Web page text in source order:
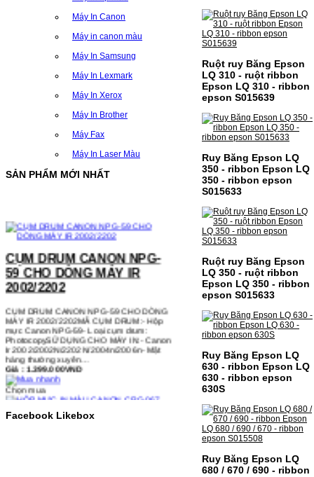
Máy In Canon
Máy in canon màu
Máy In Samsung
Máy In Lexmark
Máy In Xerox
Máy In Brother
Máy Fax
Máy In Laser Màu
SẢN PHẨM MỚI NHẤT
CỤM DRUM CANON NPG-
2002/2202
CỤM DRUM CANON NPG-59 CHO DÒNG
MÁY IR 2002/2202MÃ CỤM DRUM:- Hộp
mực Canon NPG-59- Loại cụm drum:
PhotocopySỬ DỤNG CHO MÁY IN:- Canon
Ir 2002/2002N/2202N/2004n/2006n- Mặt
hàng thường xuyên…
Giá : 1.399.000VND
Chọn mua
HỘP MỰC IN MÀU CANON
CRG-067 CHO DÒNG MÁY
Facebook Likebox
Ruột ruy Băng Epson
LQ 310 - ruột ribbon
Epson LQ 310 - ribbon
epson S015639
Ruy Băng Epson LQ
350 - ribbon Epson LQ
350 - ribbon epson
S015633
Ruột ruy Băng Epson
LQ 350 - ruột ribbon
Epson LQ 350 - ribbon
epson S015633
Ruy Băng Epson LQ
630 - ribbon Epson LQ
630 - ribbon epson
630S
Ruy Băng Epson LQ
680 / 670 / 690 - ribbon